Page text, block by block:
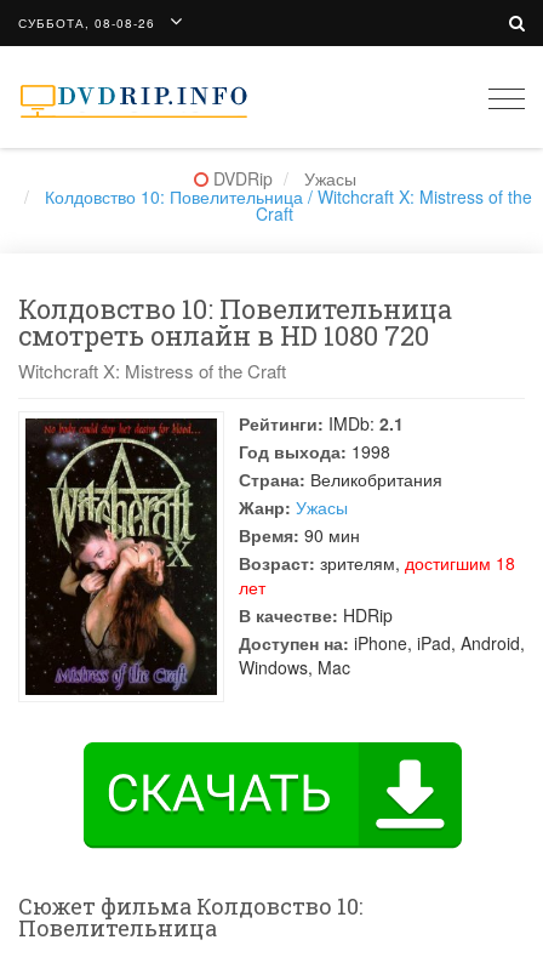
СУББОТА, 08-08-26
DVDRip Ужасы
Колдовство 10: Повелительница / Witchcraft X: Mistress of the
Craft
Колдовство 10: Повелительница
смотреть онлайн в HD 1080 720
Witchcraft X: Mistress of the Craft
Рейтинги: IMDb: 2.1
Год выхода: 1998
Страна: Великобритания
Жанр: Ужасы
Время: 90 мин
Возраст: зрителям, достигшим 18
лет
В качестве: HDRip
Доступен на: iPhone, iPad, Android,
Windows, Mac
Сюжет фильма Колдовство 10:
Повелительница